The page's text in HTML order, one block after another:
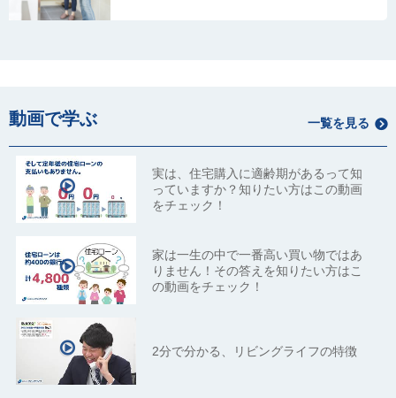
動画で学ぶ 一覧を見る
実は、住宅購入に適齢期があるって知
っていますか？知りたい方はこの動画
をチェック！
家は一生の中で一番高い買い物ではあ
りません！その答えを知りたい方はこ
の動画をチェック！
2分で分かる、リビングライフの特徴